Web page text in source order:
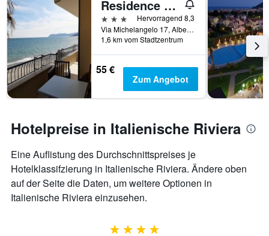
Residence Sole
3 Sterne
Hervorragend 8,3
Via Michelangelo 17, Albenga, Savona, Italien
1,6 km vom Stadtzentrum
55 €
Zum Angebot
Hotelpreise in Italienische Riviera
Eine Auflistung des Durchschnittspreises je
Hotelklassifzierung in Italienische Riviera. Ändere oben
auf der Seite die Daten, um weitere Optionen in
Italienische Riviera einzusehen.
4 Sterne